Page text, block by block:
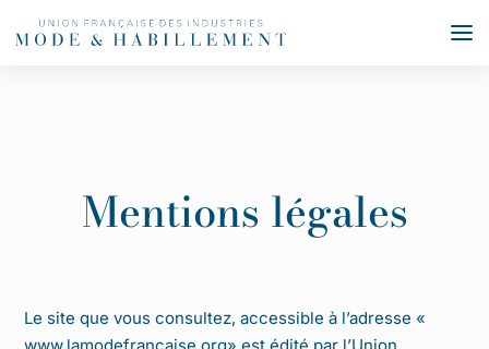
Mentions légales
Le site que vous consultez, accessible à l’adresse «